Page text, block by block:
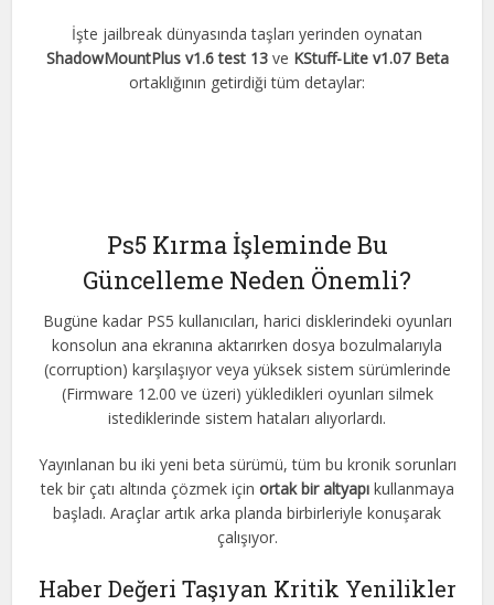
İşte jailbreak dünyasında taşları yerinden oynatan
ShadowMountPlus v1.6 test 13ve KStuff-Lite v1.07 Beta
ortaklığının getirdiği tüm detaylar:
Ps5 Kırma İşleminde Bu
Güncelleme Neden Önemli?
Bugüne kadar PS5 kullanıcıları, harici disklerindeki oyunları
konsolun ana ekranına aktarırken dosya bozulmalarıyla
(corruption) karşılaşıyor veya yüksek sistem sürümlerinde
(Firmware 12.00 ve üzeri) yükledikleri oyunları silmek
istediklerinde sistem hataları alıyorlardı.
Yayınlanan bu iki yeni beta sürümü, tüm bu kronik sorunları
tek bir çatı altında çözmek için ortak bir altyapıkullanmaya
başladı. Araçlar artık arka planda birbirleriyle konuşarak
çalışıyor.
Haber Değeri Taşıyan Kritik Yenilikler